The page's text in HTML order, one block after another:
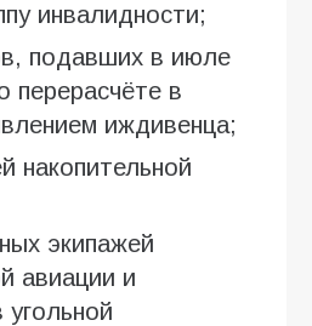
инвалидности;
подавших в июле
перерасчёте в
иждивенца;
накопительной
экипажей
авиации и
угольной